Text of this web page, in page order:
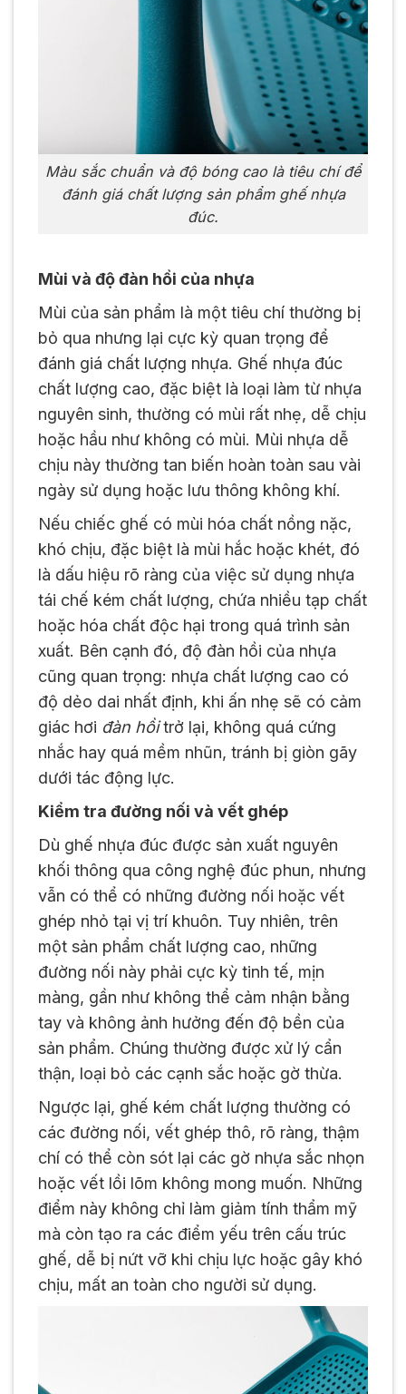
Màu sắc chuẩn và độ bóng cao là tiêu chí để
đánh giá chất lượng sản phẩm ghế nhựa
đúc.
Mùi và độ đàn hồi của nhựa
Mùi của sản phẩm là một tiêu chí thường bị
bỏ qua nhưng lại cực kỳ quan trọng để
đánh giá chất lượng nhựa. Ghế nhựa đúc
chất lượng cao, đặc biệt là loại làm từ nhựa
nguyên sinh, thường có mùi rất nhẹ, dễ chịu
hoặc hầu như không có mùi. Mùi nhựa dễ
chịu này thường tan biến hoàn toàn sau vài
ngày sử dụng hoặc lưu thông không khí.
Nếu chiếc ghế có mùi hóa chất nồng nặc,
khó chịu, đặc biệt là mùi hắc hoặc khét, đó
là dấu hiệu rõ ràng của việc sử dụng nhựa
tái chế kém chất lượng, chứa nhiều tạp chất
hoặc hóa chất độc hại trong quá trình sản
xuất. Bên cạnh đó, độ đàn hồi của nhựa
cũng quan trọng: nhựa chất lượng cao có
độ dẻo dai nhất định, khi ấn nhẹ sẽ có cảm
giác hơi đàn hồitrở lại, không quá cứng
nhắc hay quá mềm nhũn, tránh bị giòn gãy
dưới tác động lực.
Kiểm tra đường nối và vết ghép
Dù ghế nhựa đúc được sản xuất nguyên
khối thông qua công nghệ đúc phun, nhưng
vẫn có thể có những đường nối hoặc vết
ghép nhỏ tại vị trí khuôn. Tuy nhiên, trên
một sản phẩm chất lượng cao, những
đường nối này phải cực kỳ tinh tế, mịn
màng, gần như không thể cảm nhận bằng
tay và không ảnh hưởng đến độ bền của
sản phẩm. Chúng thường được xử lý cẩn
thận, loại bỏ các cạnh sắc hoặc gờ thừa.
Ngược lại, ghế kém chất lượng thường có
các đường nối, vết ghép thô, rõ ràng, thậm
chí có thể còn sót lại các gờ nhựa sắc nhọn
hoặc vết lồi lõm không mong muốn. Những
điểm này không chỉ làm giảm tính thẩm mỹ
mà còn tạo ra các điểm yếu trên cấu trúc
ghế, dễ bị nứt vỡ khi chịu lực hoặc gây khó
chịu, mất an toàn cho người sử dụng.